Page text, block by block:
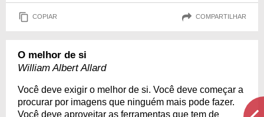
COPIAR COMPARTILHAR
O melhor de si
William Albert Allard
Você deve exigir o melhor de si. Você deve começar a
procurar por imagens que ninguém mais pode fazer.
Você deve aproveitar as ferramentas que tem de